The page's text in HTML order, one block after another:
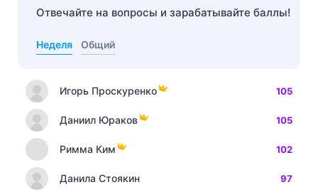
Отвечайте на вопросы и зарабатывайте баллы!
Неделя Общий
Игорь Проскуренко 105
Даниил Юраков 105
Римма Ким 102
Данила Стоякин 97